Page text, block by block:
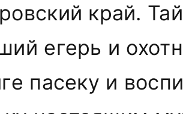
край.
егерь и
пасеку и